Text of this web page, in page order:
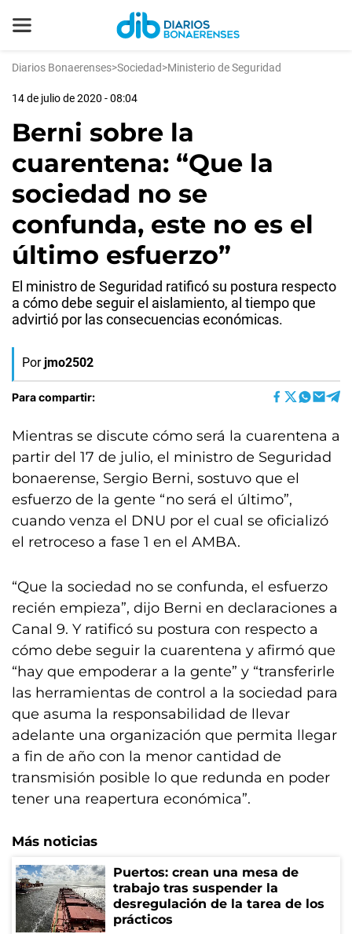
Diarios Bonaerenses>Sociedad>Ministerio de Seguridad
14 de julio de 2020 - 08:04
Berni sobre la
cuarentena: “Que la
sociedad no se
confunda, este no es el
último esfuerzo”
El ministro de Seguridad ratificó su postura respecto
a cómo debe seguir el aislamiento, al tiempo que
advirtió por las consecuencias económicas.
Por jmo2502
Para compartir:
Mientras se discute cómo será la cuarentena a
partir del 17 de julio, el ministro de Seguridad
bonaerense, Sergio Berni, sostuvo que el
esfuerzo de la gente “no será el último”,
cuando venza el DNU por el cual se oficializó
el retroceso a fase 1 en el AMBA.
“Que la sociedad no se confunda, el esfuerzo
recién empieza”, dijo Berni en declaraciones a
Canal 9. Y ratificó su postura con respecto a
cómo debe seguir la cuarentena y afirmó que
“hay que empoderar a la gente” y “transferirle
las herramientas de control a la sociedad para
que asuma la responsabilidad de llevar
adelante una organización que permita llegar
a fin de año con la menor cantidad de
transmisión posible lo que redunda en poder
tener una reapertura económica”.
Más noticias
Puertos: crean una mesa de
trabajo tras suspender la
desregulación de la tarea de los
prácticos